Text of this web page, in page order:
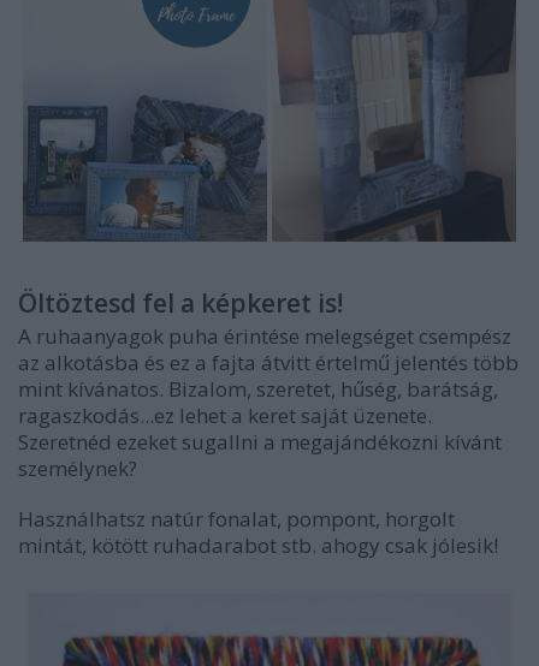
Öltöztesd fel a képkeret is!
A ruhaanyagok puha érintése melegséget csempész
az alkotásba és ez a fajta átvitt értelmű jelentés több
mint kívánatos. Bizalom, szeretet, hűség, barátság,
ragaszkodás...ez lehet a keret saját üzenete.
Szeretnéd ezeket sugallni a megajándékozni kívánt
személynek?
Használhatsz natúr fonalat, pompont, horgolt
mintát, kötött ruhadarabot stb. ahogy csak jólesik!